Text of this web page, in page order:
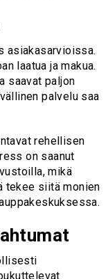
asiakasarvioissa.
laatua ja makua.
saavat paljon
palvelu saa
rehellisen
on saanut
mikä
tekee siitä monien